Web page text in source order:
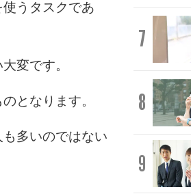
うタスクであ
変です。
となります。
多いのではない
7
8
9